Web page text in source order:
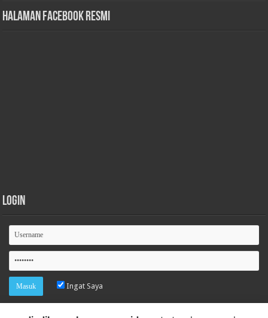
Halaman Facebook Resmi
Login
Ingat Saya
Lupa password